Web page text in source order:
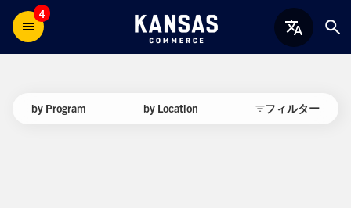
4
by Program by Location フィルター